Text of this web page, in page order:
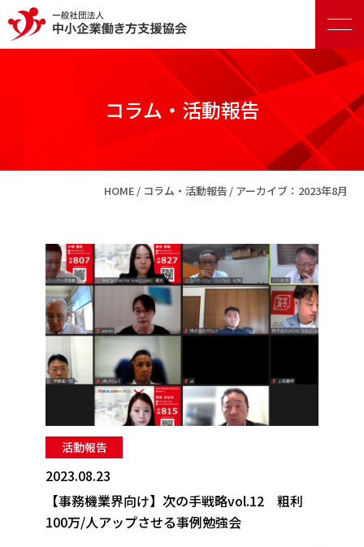
コラム・活動報告
HOME コラム・活動報告 アーカイブ：2023年8月
活動報告
2023.08.23
【事務機業界向け】次の手戦略vol.12 粗利
100万/人アップさせる事例勉強会